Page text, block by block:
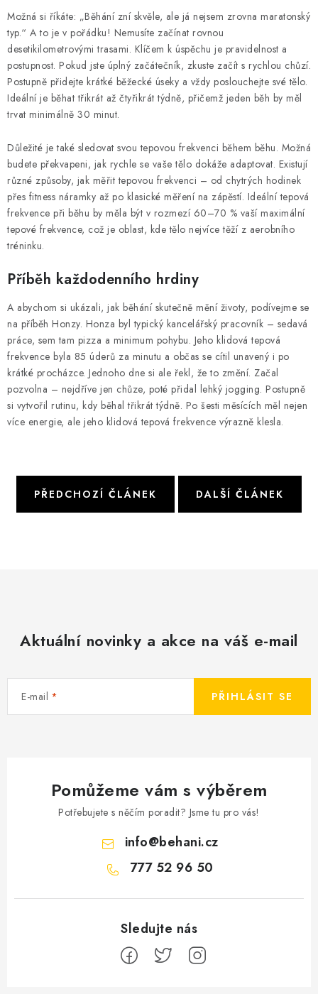
Možná si říkáte: „Běhání zní skvěle, ale já nejsem zrovna maratonský
typ.“ A to je v pořádku! Nemusíte začínat rovnou
desetikilometrovými trasami. Klíčem k úspěchu je pravidelnost a
postupnost. Pokud jste úplný začátečník, zkuste začít s rychlou chůzí.
Postupně přidejte krátké běžecké úseky a vždy poslouchejte své tělo.
Ideální je běhat třikrát až čtyřikrát týdně, přičemž jeden běh by měl
trvat minimálně 30 minut.
Důležité je také sledovat svou tepovou frekvenci během běhu. Možná
budete překvapeni, jak rychle se vaše tělo dokáže adaptovat. Existují
různé způsoby, jak měřit tepovou frekvenci – od chytrých hodinek
přes fitness náramky až po klasické měření na zápěstí. Ideální tepová
frekvence při běhu by měla být v rozmezí 60–70 % vaší maximální
tepové frekvence, což je oblast, kde tělo nejvíce těží z aerobního
tréninku.
Příběh každodenního hrdiny
A abychom si ukázali, jak běhání skutečně mění životy, podívejme se
na příběh Honzy. Honza byl typický kancelářský pracovník – sedavá
práce, sem tam pizza a minimum pohybu. Jeho klidová tepová
frekvence byla 85 úderů za minutu a občas se cítil unavený i po
krátké procházce. Jednoho dne si ale řekl, že to změní. Začal
pozvolna – nejdříve jen chůze, poté přidal lehký jogging. Postupně
si vytvořil rutinu, kdy běhal třikrát týdně. Po šesti měsících měl nejen
více energie, ale jeho klidová tepová frekvence výrazně klesla.
PŘEDCHOZÍ ČLÁNEK DALŠÍ ČLÁNEK
Aktuální novinky a akce na váš e-mail
E-mail PŘIHLÁSIT SE
Pomůžeme vám s výběrem
Potřebujete s něčím poradit? Jsme tu pro vás!
info@behani.cz
777 52 96 50